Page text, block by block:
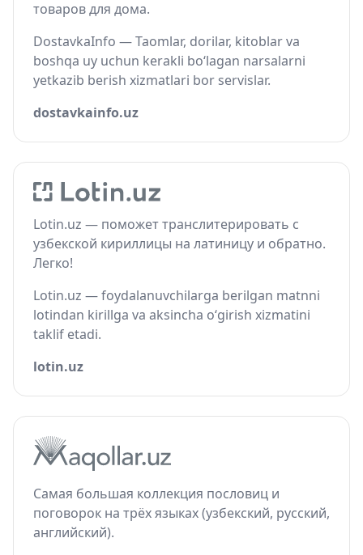
товаров для дома.
DostavkaInfo — Taomlar, dorilar, kitoblar va
boshqa uy uchun kerakli bo‘lagan narsalarni
yetkazib berish xizmatlari bor servislar.
dostavkainfo.uz
Lotin.uz — поможет транслитерировать с
узбекской кириллицы на латиницу и обратно.
Легко!
Lotin.uz — foydalanuvchilarga berilgan matnni
lotindan kirillga va aksincha o‘girish xizmatini
taklif etadi.
lotin.uz
Самая большая коллекция пословиц и
поговорок на трёх языках (узбекский, русский,
английский).